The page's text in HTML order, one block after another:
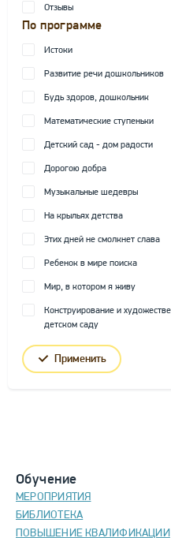
Отзывы
По программе
Истоки
Развитие речи дошкольников
Будь здоров, дошкольник
Математические ступеньки
Детский сад - дом радости
Дорогою добра
Музыкальные шедевры
На крыльях детства
Этих дней не смолкнет слава
Ребенок в мире поиска
Мир, в котором я живу
Конструирование и
детском саду
Применить
Обучение
МЕРОПРИЯТИЯ
БИБЛИОТЕКА
ПОВЫШЕНИЕ КВАЛИФИКАЦИИ